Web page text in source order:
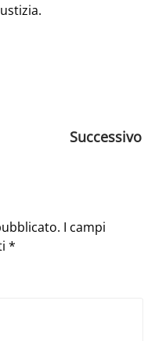
Successivo
I campi
*